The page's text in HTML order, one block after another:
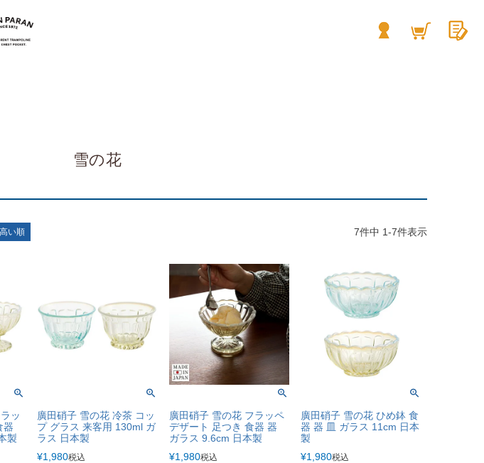
雪の花
い順 7件中 1-7件表示
ッ
器
製
廣田硝子 雪の花 冷茶 コッ
プ グラス 来客用 130ml ガ
ラス 日本製
¥1,980税込
廣田硝子 雪の花 フラッペ
デザート 足つき 食器 器
ガラス 9.6cm 日本製
¥1,980税込
廣田硝子 雪の花 ひめ鉢 食
器 器 皿 ガラス 11cm 日本
製
¥1,980税込